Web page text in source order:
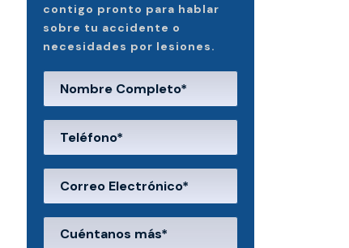
contigo pronto para hablar
sobre tu accidente o
necesidades por lesiones.